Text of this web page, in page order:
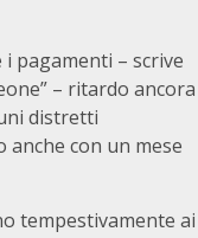
pagamenti – scrive
– ritardo ancora
distretti
con un mese
tempestivamente ai